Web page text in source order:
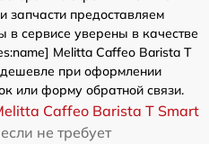
запчасти предоставляем
сервисе уверены в качестве
Melitta Caffeo Barista T
дешевле при оформлении
или форму обратной связи.
Caffeo Barista T Smart
не требует